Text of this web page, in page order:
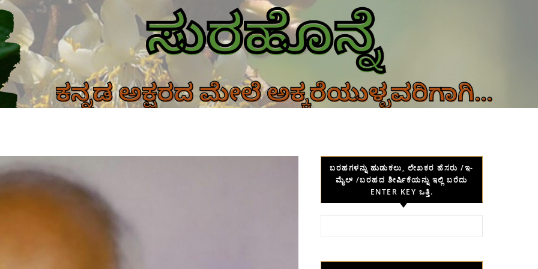
ಬರಹಗಳನ್ನು ಹುಡುಕಲು, ಲೇಖಕರ ಹೆಸರು /ಇ-
ಮೈಲ್ /ಬರಹದ ಶೀರ್ಷಿಕೆಯನ್ನು ಇಲ್ಲಿ ಬರೆದು
ENTER KEY ಒತ್ತಿ.